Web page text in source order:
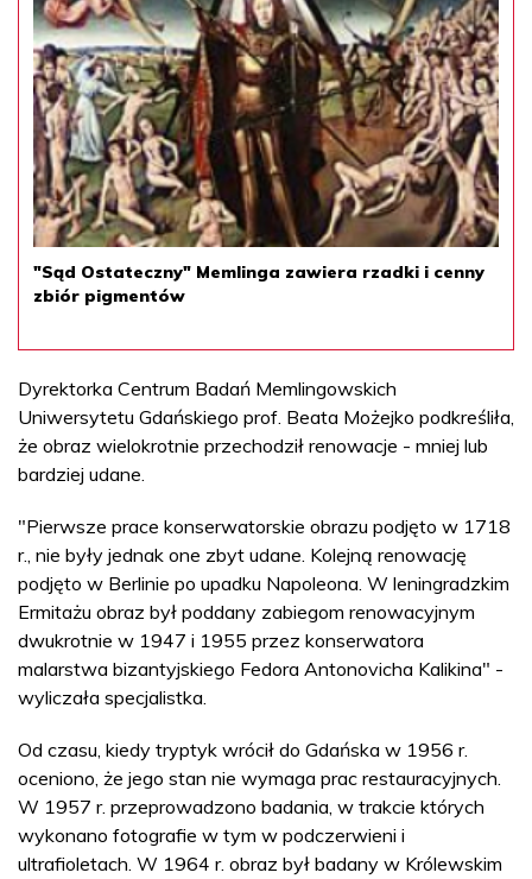
"Sąd Ostateczny" Memlinga zawiera rzadki i cenny
zbiór pigmentów
Dyrektorka Centrum Badań Memlingowskich
Uniwersytetu Gdańskiego prof. Beata Możejko podkreśliła,
że obraz wielokrotnie przechodził renowacje - mniej lub
bardziej udane.
"Pierwsze prace konserwatorskie obrazu podjęto w 1718
r., nie były jednak one zbyt udane. Kolejną renowację
podjęto w Berlinie po upadku Napoleona. W leningradzkim
Ermitażu obraz był poddany zabiegom renowacyjnym
dwukrotnie w 1947 i 1955 przez konserwatora
malarstwa bizantyjskiego Fedora Antonovicha Kalikina" -
wyliczała specjalistka.
Od czasu, kiedy tryptyk wrócił do Gdańska w 1956 r.
oceniono, że jego stan nie wymaga prac restauracyjnych.
W 1957 r. przeprowadzono badania, w trakcie których
wykonano fotografie w tym w podczerwieni i
ultrafioletach. W 1964 r. obraz był badany w Królewskim